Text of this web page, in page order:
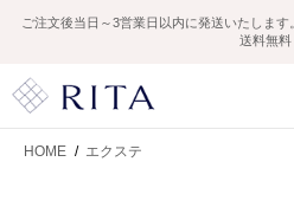
ご注文後当日～3営業日以内に発送いたしま
送料無料
HOME / エクステ